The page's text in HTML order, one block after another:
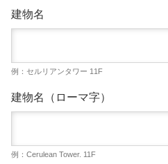
建物名
例：セルリアンタワー 11F
建物名（ローマ字）
例：Cerulean Tower. 11F